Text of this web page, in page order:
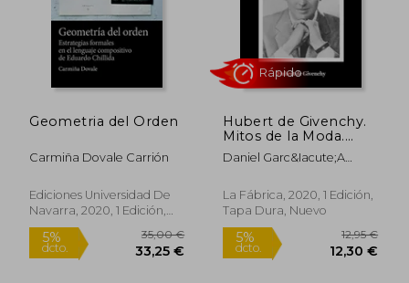
Geometria del Orden
Carmiña Dovale Carrión
Ediciones Universidad De
Navarra, 2020, 1 Edición,
Tapa Blanda, Nuevo
Hubert de Givenchy.
Mitos de la Moda.
(Libros de Autor. )
Daniel Garc&Iacute;A
La Fábrica, 2020, 1 Edición,
Tapa Dura, Nuevo